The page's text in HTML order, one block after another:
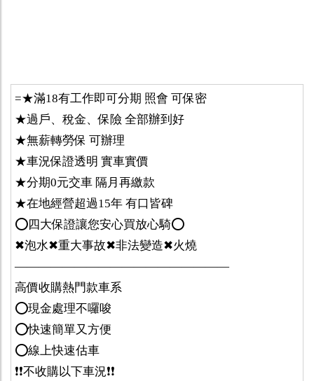
=★滿18有工作即可分期 照會 可保密
★過戶、稅金、保險 全部辦到好
★無薪轉勞保 可辦理
★車況保證透明 實車實價
★分期0元交車 隔月再繳款
★在地經營超過15年 有口皆碑
⭕️四大保證讓您安心買放心騎⭕️
✖泡水✖重大事故✖非法變造✖火燒
——————————————————
高價收購熱門款車系
⭕️現金處理不囉唆
⭕️快速簡單又方便
⭕️線上快速估車
❗️❗️不收購以下車況❗️❗️